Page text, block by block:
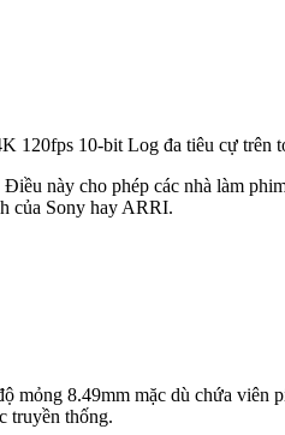
10-bit Log đa tiêu cự trên
này cho phép các nhà làm
của Sony hay ARRI.
8.49mm mặc dù chứa viên
truyền thống.